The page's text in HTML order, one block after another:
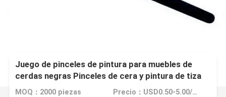
Juego de pinceles de pintura para muebles de
cerdas negras Pinceles de cera y pintura de tiza
MOQ：2000 piezas Precio：USD0.50-5.00/Pc